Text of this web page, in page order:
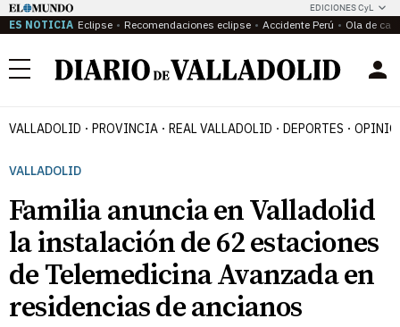
EDICIONES CyL
ES NOTICIA Eclipse Recomendaciones eclipse Accidente Perú Ola de
Menú
VALLADOLID PROVINCIA REAL VALLADOLID DEPORTES
VALLADOLID
Familia anuncia en Valladolid
la instalación de 62 estaciones
de Telemedicina Avanzada en
residencias de ancianos